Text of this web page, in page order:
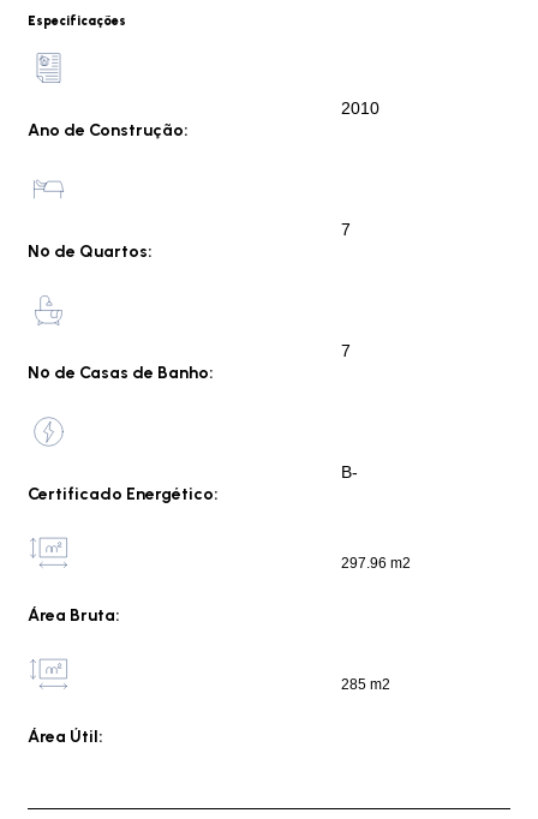
Especificações
Ano de Construção:
2010
Nº de Quartos:
7
Nº de Casas de Banho:
7
Certificado Energético:
B-
Área Bruta:
297.96 m2
Área Útil:
285 m2